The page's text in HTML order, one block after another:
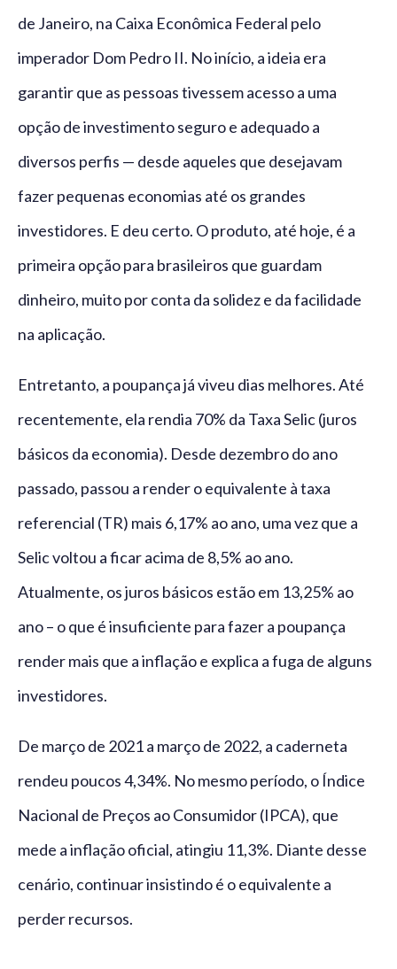
de Janeiro, na Caixa Econômica Federal pelo
imperador Dom Pedro II. No início, a ideia era
garantir que as pessoas tivessem acesso a uma
opção de investimento seguro e adequado a
diversos perfis — desde aqueles que desejavam
fazer pequenas economias até os grandes
investidores. E deu certo. O produto, até hoje, é a
primeira opção para brasileiros que guardam
dinheiro, muito por conta da solidez e da facilidade
na aplicação.
Entretanto, a poupança já viveu dias melhores. Até
recentemente, ela rendia 70% da Taxa Selic (juros
básicos da economia). Desde dezembro do ano
passado, passou a render o equivalente à taxa
referencial (TR) mais 6,17% ao ano, uma vez que a
Selic voltou a ficar acima de 8,5% ao ano.
Atualmente, os juros básicos estão em 13,25% ao
ano – o que é insuficiente para fazer a poupança
render mais que a inflação e explica a fuga de alguns
investidores.
De março de 2021 a março de 2022, a caderneta
rendeu poucos 4,34%. No mesmo período, o Índice
Nacional de Preços ao Consumidor (IPCA), que
mede a inflação oficial, atingiu 11,3%. Diante desse
cenário, continuar insistindo é o equivalente a
perder recursos.